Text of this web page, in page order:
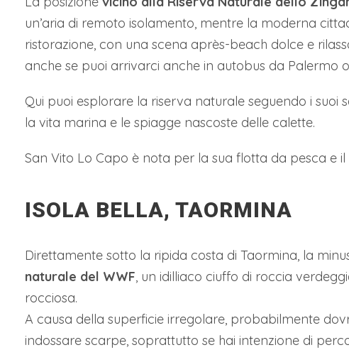
un’aria di remoto isolamento, mentre la moderna
ristorazione, con una scena après-beach dolce e
anche se puoi arrivarci anche in autobus da Palermo
Qui puoi esplorare la riserva naturale seguendo i
la vita marina e le spiagge nascoste delle calette.
San Vito Lo Capo è nota per la sua flotta da pesca e il
ISOLA BELLA, TAORMINA
Direttamente sotto la ripida costa di Taormina, la
naturale del WWF, un idilliaco ciuffo di roccia
rocciosa.
A causa della superficie irregolare, probabilmente
indossare scarpe, soprattutto se hai intenzione di